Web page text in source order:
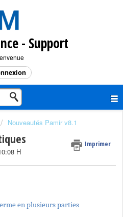
- Support
Nouveautés Pamir v8.1
Imprimer
H
en plusieurs parties